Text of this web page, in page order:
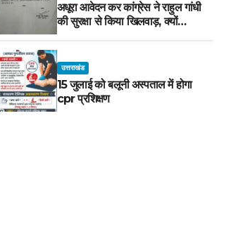
अधूरा आवेदन कर कांग्रेस ने राहुल गांधी
की सुरक्षा से किया खिलवाड़, क्यों
चाहिए परेड ग्राउंड, आवेदन में बताया ही
नहीं
उत्तराखंड
15 जुलाई को बलूनी अस्पताल में होगा
cpr प्रशिक्षण